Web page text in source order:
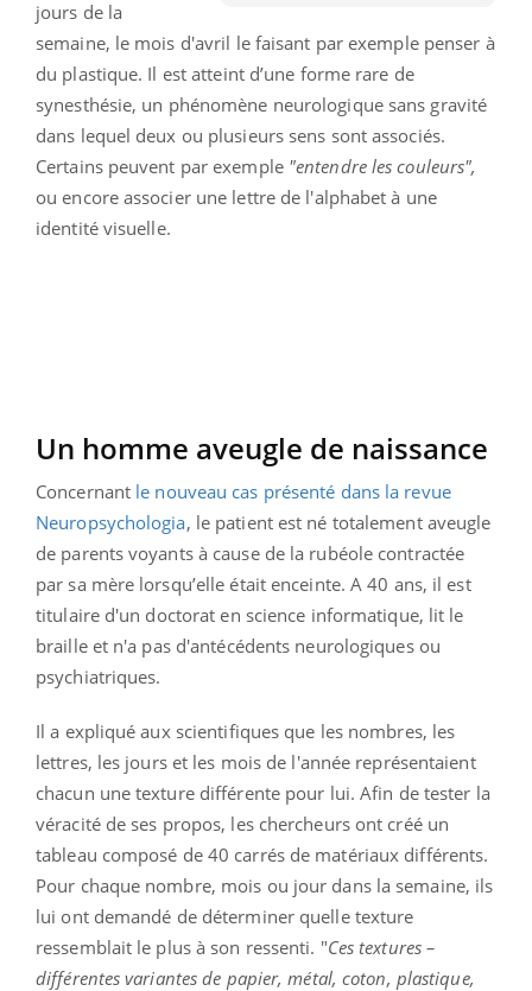
jours de la
semaine, le mois d'avril le faisant par exemple penser à
du plastique. Il est atteint d’une forme rare de
synesthésie, un phénomène neurologique sans gravité
dans lequel deux ou plusieurs sens sont associés.
Certains peuvent par exemple "entendre les couleurs",
ou encore associer une lettre de l'alphabetà une
identité visuelle.
Un homme aveugle de naissance
Concernant le nouveau cas présenté dans la revue
Neuropsychologia, le patient est né totalement aveugle
de parents voyants à cause de la rubéole contractée
par sa mère lorsqu’elle était enceinte. A 40 ans, il est
titulaire d'un doctorat en science informatique, lit le
braille et n'a pas d'antécédents neurologiques ou
psychiatriques.
Il a expliqué aux scientifiques que les nombres, les
lettres, les jours et les mois de l'année représentaient
chacun une texture différente pour lui. Afin de tester la
véracité de ses propos, les chercheurs ont créé un
tableau composé de 40 carrés de matériaux différents.
Pour chaque nombre, mois ou jour dans la semaine, ils
lui ont demandé de déterminer quelle texture
ressemblait le plus à son ressenti. "Ces textures –
différentes variantes de papier, métal, coton, plastique,